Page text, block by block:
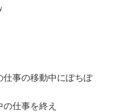
仕事の移動中にぽちぽ
仕事を終え